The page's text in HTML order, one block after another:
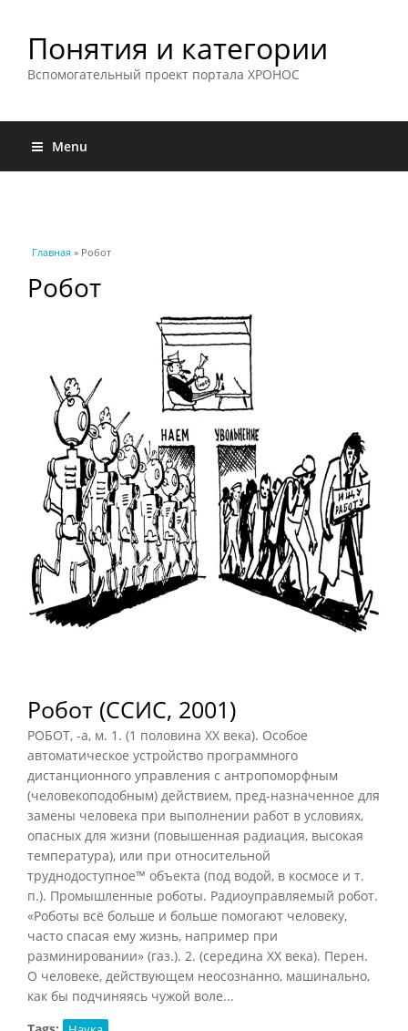
Понятия и категории
Вспомогательный проект портала ХРОНОС
Menu
Вы здесь
Главная » Робот
Робот
Робот (ССИС, 2001)
РОБОТ, -а, м. 1 . (1 половина XX века). Особое
автоматическое устройство программного
дистанционного управления с антропоморфным
(человекоподобным) действием, пред-назначенное для
замены человека при выполнении работ в условиях,
опасных для жизни (повышенная радиация, высокая
температура), или при относительной
труднодоступное™ объекта (под водой, в космосе и т.
п.). Промышленные роботы. Радиоуправляемый робот.
«Роботы всё больше и больше помогают человеку,
часто спасая ему жизнь, например при
разминировании» (газ.). 2. (середина XX века). Перен.
О человеке, действующем неосознанно, машинально,
как бы подчиняясь чужой воле...